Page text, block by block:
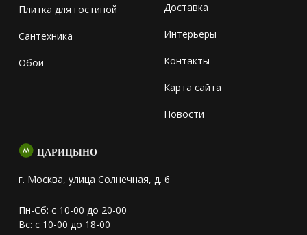
Плитка для гостиной
Сантехника
Обои
Доставка
Интерьеры
Контакты
Карта сайта
Новости
ЦАРИЦЫНО
г. Москва, улица Солнечная, д. 6
Пн-Сб: с 10-00 до 20-00
Вс: с 10-00 до 18-00